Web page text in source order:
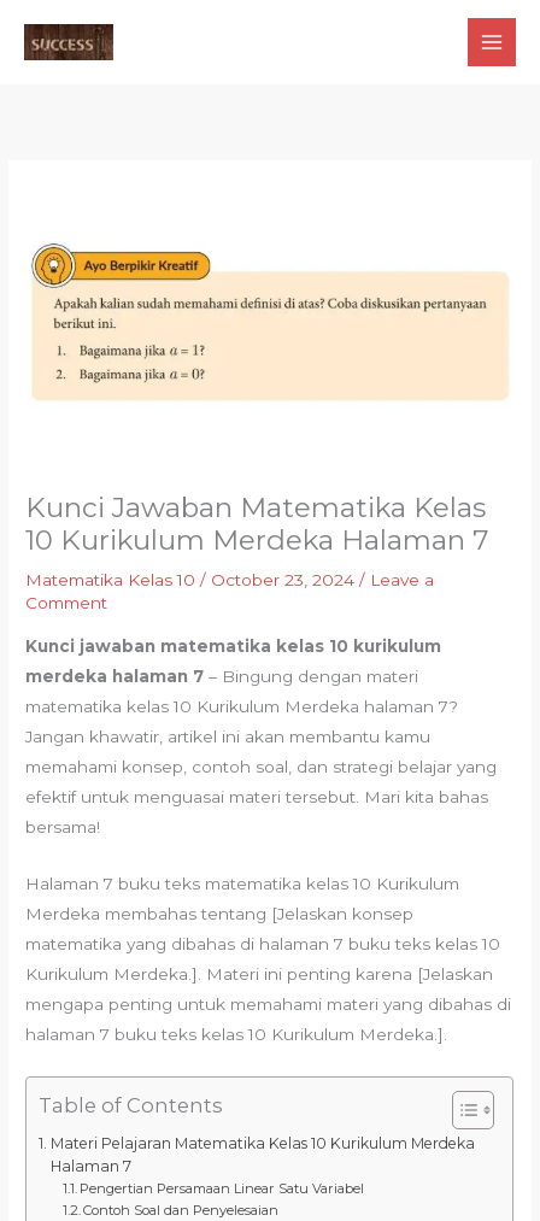
Kunci Jawaban Matematika Kelas
10 Kurikulum Merdeka Halaman 7
Matematika Kelas 10 / October 23, 2024/ Leave a
Comment
Kunci jawaban matematika kelas 10 kurikulum
merdeka halaman 7 – Bingung dengan materi
matematika kelas 10 Kurikulum Merdeka halaman 7?
Jangan khawatir, artikel ini akan membantu kamu
memahami konsep, contoh soal, dan strategi belajar yang
efektif untuk menguasai materi tersebut. Mari kita bahas
bersama!
Halaman 7 buku teks matematika kelas 10 Kurikulum
Merdeka membahas tentang [Jelaskan konsep
matematika yang dibahas di halaman 7 buku teks kelas 10
Kurikulum Merdeka.]. Materi ini penting karena [Jelaskan
mengapa penting untuk memahami materi yang dibahas di
halaman 7 buku teks kelas 10 Kurikulum Merdeka.].
Table of Contents
Materi Pelajaran Matematika Kelas 10 Kurikulum Merdeka
Halaman 7
Pengertian Persamaan Linear Satu Variabel
Contoh Soal dan Penyelesaian